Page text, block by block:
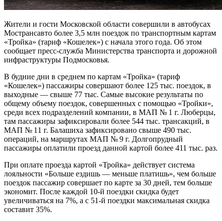
Жители и гости Московской области совершили в автобусах
Мострансавто более 3,5 млн поездок по транспортным картам
«Тройка» (тариф «Кошелек») с начала этого года. Об этом
сообщает пресс-служба Министерства транспорта и дорожной
инфраструктуры Подмосковья.
В будние дни в среднем по картам «Тройка» (тариф
«Кошелек») пассажиры совершают более 125 тыс. поездок, в
выходные — свыше 77 тыс. Самые высокие результаты по
общему объему поездок, совершенных с помощью «Тройки»,
среди всех подразделений компании, в МАП № 1 г. Люберцы,
там пассажиры зафиксировали более 544 тыс. трансакций, в
МАП № 11 г. Балашиха зафиксировано свыше 490 тыс.
операций, на маршрутах МАП № 9 г. Долгопрудный
пассажиры оплатили проезд данной картой более 411 тыс. раз.
При оплате проезда картой «Тройка» действует система
лояльности «Больше ездишь — меньше платишь», чем больше
поездок пассажир совершает по карте за 30 дней, тем больше
экономит. После каждой 10-й поездки скидка будет
увеличиваться на 7%, а с 51-й поездки максимальная скидка
составит 35%.